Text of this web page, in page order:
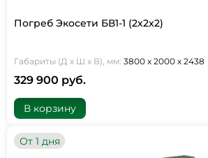
Погреб Экосети БВ1-1 (2х2х2)
Габариты (Д х Ш х В), мм: 3800 х 2000 х 2438
329 900 руб.
В корзину
От 1 дня